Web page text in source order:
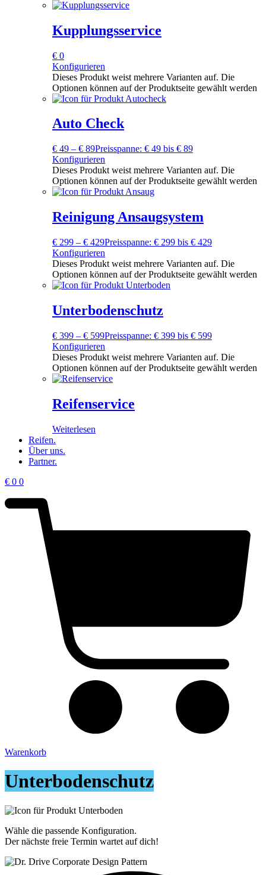
Kupplungsservice
€ 0
Konfigurieren
Dieses Produkt weist mehrere Varianten auf. Die
Optionen können auf der Produktseite gewählt werden
Auto Check
€ 49 – € 89Preisspanne: € 49 bis € 89
Konfigurieren
Dieses Produkt weist mehrere Varianten auf. Die
Optionen können auf der Produktseite gewählt werden
Reinigung Ansaugsystem
€ 299 – € 429Preisspanne: € 299 bis € 429
Konfigurieren
Dieses Produkt weist mehrere Varianten auf. Die
Optionen können auf der Produktseite gewählt werden
Unterbodenschutz
€ 399 – € 599Preisspanne: € 399 bis € 599
Konfigurieren
Dieses Produkt weist mehrere Varianten auf. Die
Optionen können auf der Produktseite gewählt werden
Reifenservice
Weiterlesen
Reifen.
Über uns.
Partner.
€ 0 0
Warenkorb
Unterbodenschutz
Wähle die passende Konfiguration.
Der nächste freie Termin wartet auf dich!